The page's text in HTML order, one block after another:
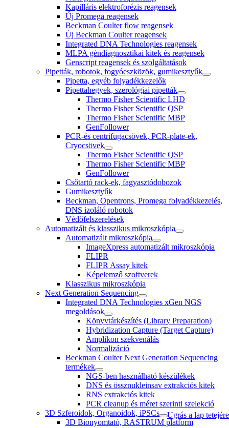
Kapilláris elektroforézis reagensek
Új Promega reagensek
Beckman Coulter flow reagensek
Új Beckman Coulter reagensek
Integrated DNA Technologies reagensek
MLPA géndiagnosztikai kitek és reagensek
Genscript reagensek és szolgáltatások
Pipetták, robotok, fogyóeszközök, gumikesztyűk
Pipetta, egyéb folyadékkezelők
Pipettahegyek, szerológiai pipetták
Thermo Fisher Scientific LHD
Thermo Fisher Scientific QSP
Thermo Fisher Scientific MBP
GenFollower
PCR-és centrifugacsövek, PCR-plate-ek,
Cryocsövek
Thermo Fisher Scientific QSP
Thermo Fisher Scientific MBP
GenFollower
Csőtartó rack-ek, fagyasztódobozok
Gumikesztyűk
Beckman, Opentrons, Promega folyadékkezelés,
DNS izoláló robotok
Védőfelszerelések
Automatizált és klasszikus mikroszkópia
Automatizált mikroszkópia
ImageXpress automatizált mikroszkópia
FLIPR
FLIPR Assay kitek
Képelemző szoftverek
Klasszikus mikroszkópia
Next Generation Sequencing
Integrated DNA Technologies xGen NGS
megoldások
Könyvtárkészítés (Library Preparation)
Hybridization Capture (Target Capture)
Amplikon szekvenálás
Normalizáció
Beckman Coulter Next Generation Sequencing
termékek
NGS-ben használható készülékek
DNS és össznukleinsav extrakciós kitek
RNS extrakciós kitek
PCR cleanup és méret szerinti szelekció
3D Szferoidok, Organoidok, iPSCs
3D Bionyomtató, RASTRUM platform
Ugrás a lap tetejére